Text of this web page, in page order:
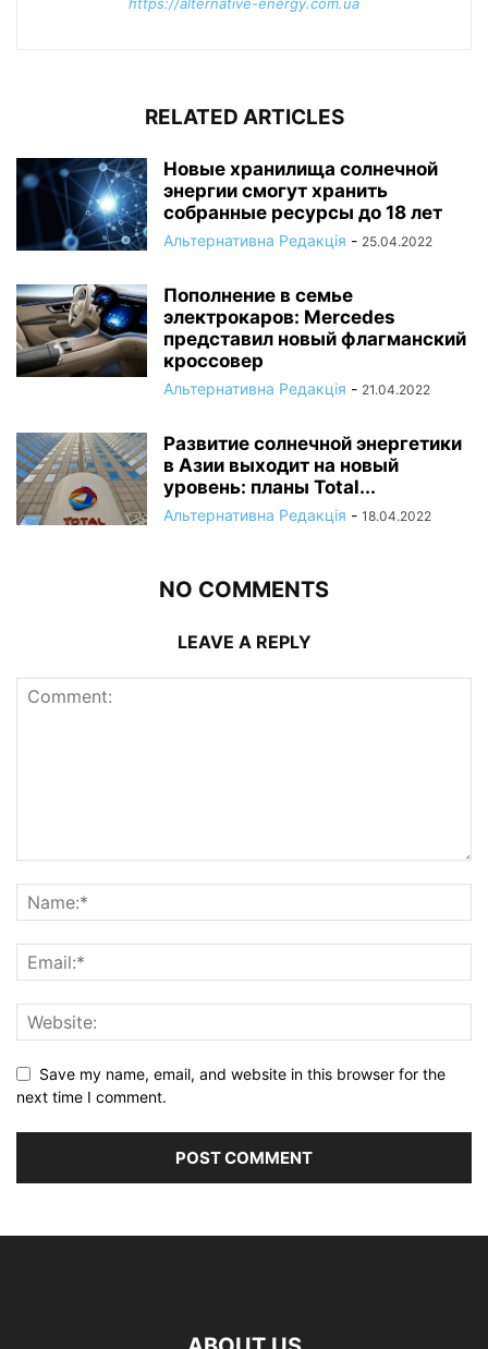
https://alternative-energy.com.ua
RELATED ARTICLES
Новые хранилища солнечной
энергии смогут хранить
собранные ресурсы до 18 лет
Альтернативна Редакція - 25.04.2022
Пополнение в семье
электрокаров: Mercedes
представил новый флагманский
кроссовер
Альтернативна Редакція - 21.04.2022
Развитие солнечной энергетики
в Азии выходит на новый
уровень: планы Total...
Альтернативна Редакція - 18.04.2022
NO COMMENTS
LEAVE A REPLY
Save my name, email, and website in this browser for the
next time I comment.